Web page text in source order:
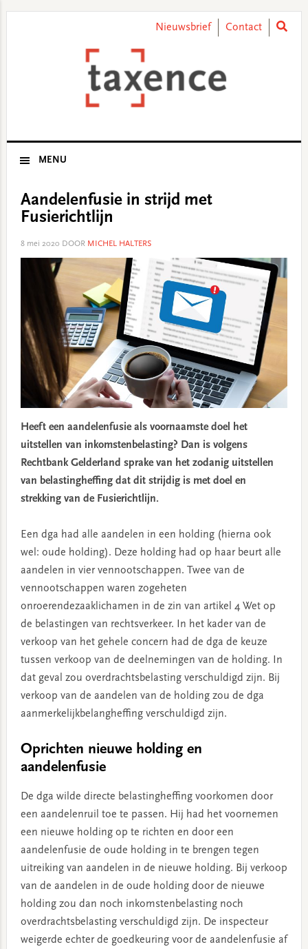
Nieuwsbrief Contact
MENU
Aandelenfusie in strijd met
Fusierichtlijn
8 mei 2020 DOOR MICHEL HALTERS
Heeft een aandelenfusie als voornaamste doel het
uitstellen van inkomstenbelasting? Dan is volgens
Rechtbank Gelderland sprake van het zodanig uitstellen
van belastingheffing dat dit strijdig is met doel en
strekking van de Fusierichtlijn.
Een dga had alle aandelen in een holding (hierna ook
wel: oude holding). Deze holding had op haar beurt alle
aandelen in vier vennootschappen. Twee van de
vennootschappen waren zogeheten
onroerendezaaklichamen in de zin van artikel 4 Wet op
de belastingen van rechtsverkeer. In het kader van de
verkoop van het gehele concern had de dga de keuze
tussen verkoop van de deelnemingen van de holding. In
dat geval zou overdrachtsbelasting verschuldigd zijn. Bij
verkoop van de aandelen van de holding zou de dga
aanmerkelijkbelangheffing verschuldigd zijn.
Oprichten nieuwe holding en
aandelenfusie
De dga wilde directe belastingheffing voorkomen door
een aandelenruil toe te passen. Hij had het voornemen
een nieuwe holding op te richten en door een
aandelenfusie de oude holding in te brengen tegen
uitreiking van aandelen in de nieuwe holding. Bij verkoop
van de aandelen in de oude holding door de nieuwe
holding zou dan noch inkomstenbelasting noch
overdrachtsbelasting verschuldigd zijn. De inspecteur
weigerde echter de goedkeuring voor de aandelenfusie af